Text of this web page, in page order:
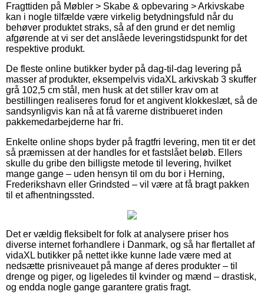
Fragttiden på Møbler > Skabe & opbevaring > Arkivskabe
kan i nogle tilfælde være virkelig betydningsfuld når du
behøver produktet straks, så af den grund er det nemlig
afgørende at vi ser det anslåede leveringstidspunkt for det
respektive produkt.
De fleste online butikker byder på dag-til-dag levering på
masser af produkter, eksempelvis vidaXL arkivskab 3 skuffer
grå 102,5 cm stål, men husk at det stiller krav om at
bestillingen realiseres forud for et angivent klokkeslæt, så de
sandsynligvis kan nå at få varerne distribueret inden
pakkemedarbejderne har fri.
Enkelte online shops byder på fragtfri levering, men tit er det
så præmissen at der handles for et fastslået beløb. Ellers
skulle du gribe den billigste metode til levering, hvilket
mange gange – uden hensyn til om du bor i Herning,
Frederikshavn eller Grindsted – vil være at få bragt pakken
til et afhentningssted.
Det er vældig fleksibelt for folk at analysere priser hos
diverse internet forhandlere i Danmark, og så har flertallet af
vidaXL butikker på nettet ikke kunne lade være med at
nedsætte prisniveauet på mange af deres produkter – til
drenge og piger, og ligeledes til kvinder og mænd – drastisk,
og endda nogle gange garantere gratis fragt.